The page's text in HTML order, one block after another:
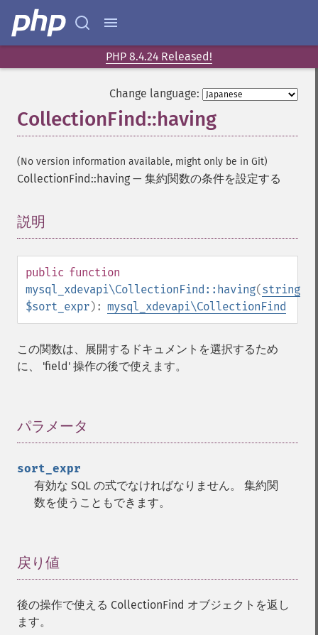
PHP 8.4.24 Released!
Change language:
CollectionFind::having
(No version information available, might only be in Git)
CollectionFind::having — 集約関数の条件を設定する
説明
public function
mysql_xdevapi\CollectionFind::having(string
$sort_expr): mysql_xdevapi\CollectionFind
この関数は、展開するドキュメントを選択するため
に、 'field' 操作の後で使えます。
パラメータ
sort_expr
有効な SQL の式でなければなりません。 集約関
数を使うこともできます。
戻り値
後の操作で使える CollectionFind オブジェクトを返し
ます。